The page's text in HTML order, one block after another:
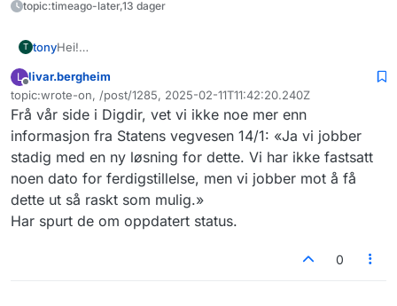
topic:timeago-later,13 dager
T tonyHei!
Har dere noe mer info om alternativ distribusjon etter
datahotellet legger ned i februar?
Ser at dere skrev at dere ikke har noe fastsatt dato for
ferdigstillelse, men er det mulig å få en pekepinn på om
det er snakk om uker, måneder eller år?
L
Frakoblet
livar.bergheim
topic:wrote-on, /post/1285, 2025-02-11T11:42:20.240Z
Sist endret av
Frå vår side i Digdir, vet vi ikke noe mer enn
informasjon fra Statens vegvesen 14/1: «Ja vi jobber
stadig med en ny løsning for dette. Vi har ikke fastsatt
noen dato for ferdigstillelse, men vi jobber mot å få
dette ut så raskt som mulig.»
Har spurt de om oppdatert status.
0